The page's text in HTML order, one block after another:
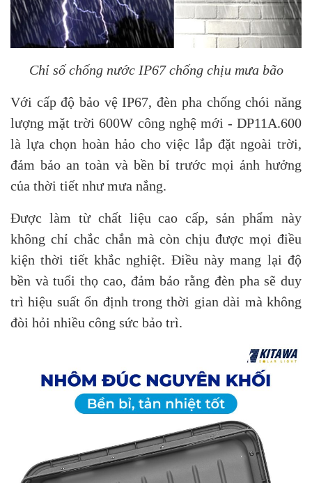
Chỉ số chống nước IP67 chống chịu mưa bão
Với cấp độ bảo vệ IP67, đèn pha chống chói năng
lượng mặt trời 600W công nghệ mới - DP11A.600
là lựa chọn hoàn hảo cho việc lắp đặt ngoài trời,
đảm bảo an toàn và bền bỉ trước mọi ảnh hưởng
của thời tiết như mưa nắng.
Được làm từ chất liệu cao cấp, sản phẩm này
không chỉ chắc chắn mà còn chịu được mọi điều
kiện thời tiết khắc nghiệt. Điều này mang lại độ
bền và tuổi thọ cao, đảm bảo rằng đèn pha sẽ duy
trì hiệu suất ổn định trong thời gian dài mà không
đòi hỏi nhiều công sức bảo trì.